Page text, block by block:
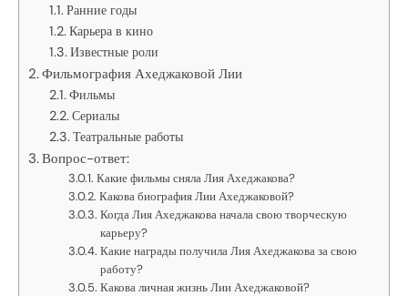
Ранние годы
Карьера в кино
Известные роли
Фильмография Ахеджаковой Лии
Фильмы
Сериалы
Театральные работы
Вопрос-ответ:
Какие фильмы сняла Лия Ахеджакова?
Какова биография Лии Ахеджаковой?
Когда Лия Ахеджакова начала свою творческую
карьеру?
Какие награды получила Лия Ахеджакова за свою
работу?
Какова личная жизнь Лии Ахеджаковой?